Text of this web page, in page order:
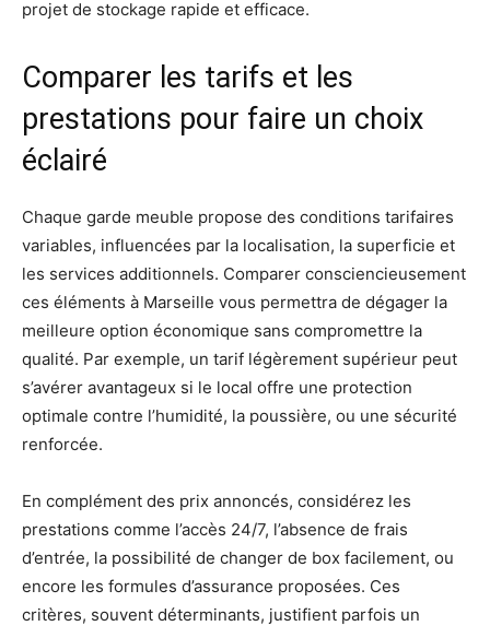
projet de stockage rapide et efficace.
Comparer les tarifs et les
prestations pour faire un choix
éclairé
Chaque garde meuble propose des conditions tarifaires
variables, influencées par la localisation, la superficie et
les services additionnels. Comparer consciencieusement
ces éléments à Marseille vous permettra de dégager la
meilleure option économique sans compromettre la
qualité. Par exemple, un tarif légèrement supérieur peut
s’avérer avantageux si le local offre une protection
optimale contre l’humidité, la poussière, ou une sécurité
renforcée.
En complément des prix annoncés, considérez les
prestations comme l’accès 24/7, l’absence de frais
d’entrée, la possibilité de changer de box facilement, ou
encore les formules d’assurance proposées. Ces
critères, souvent déterminants, justifient parfois un